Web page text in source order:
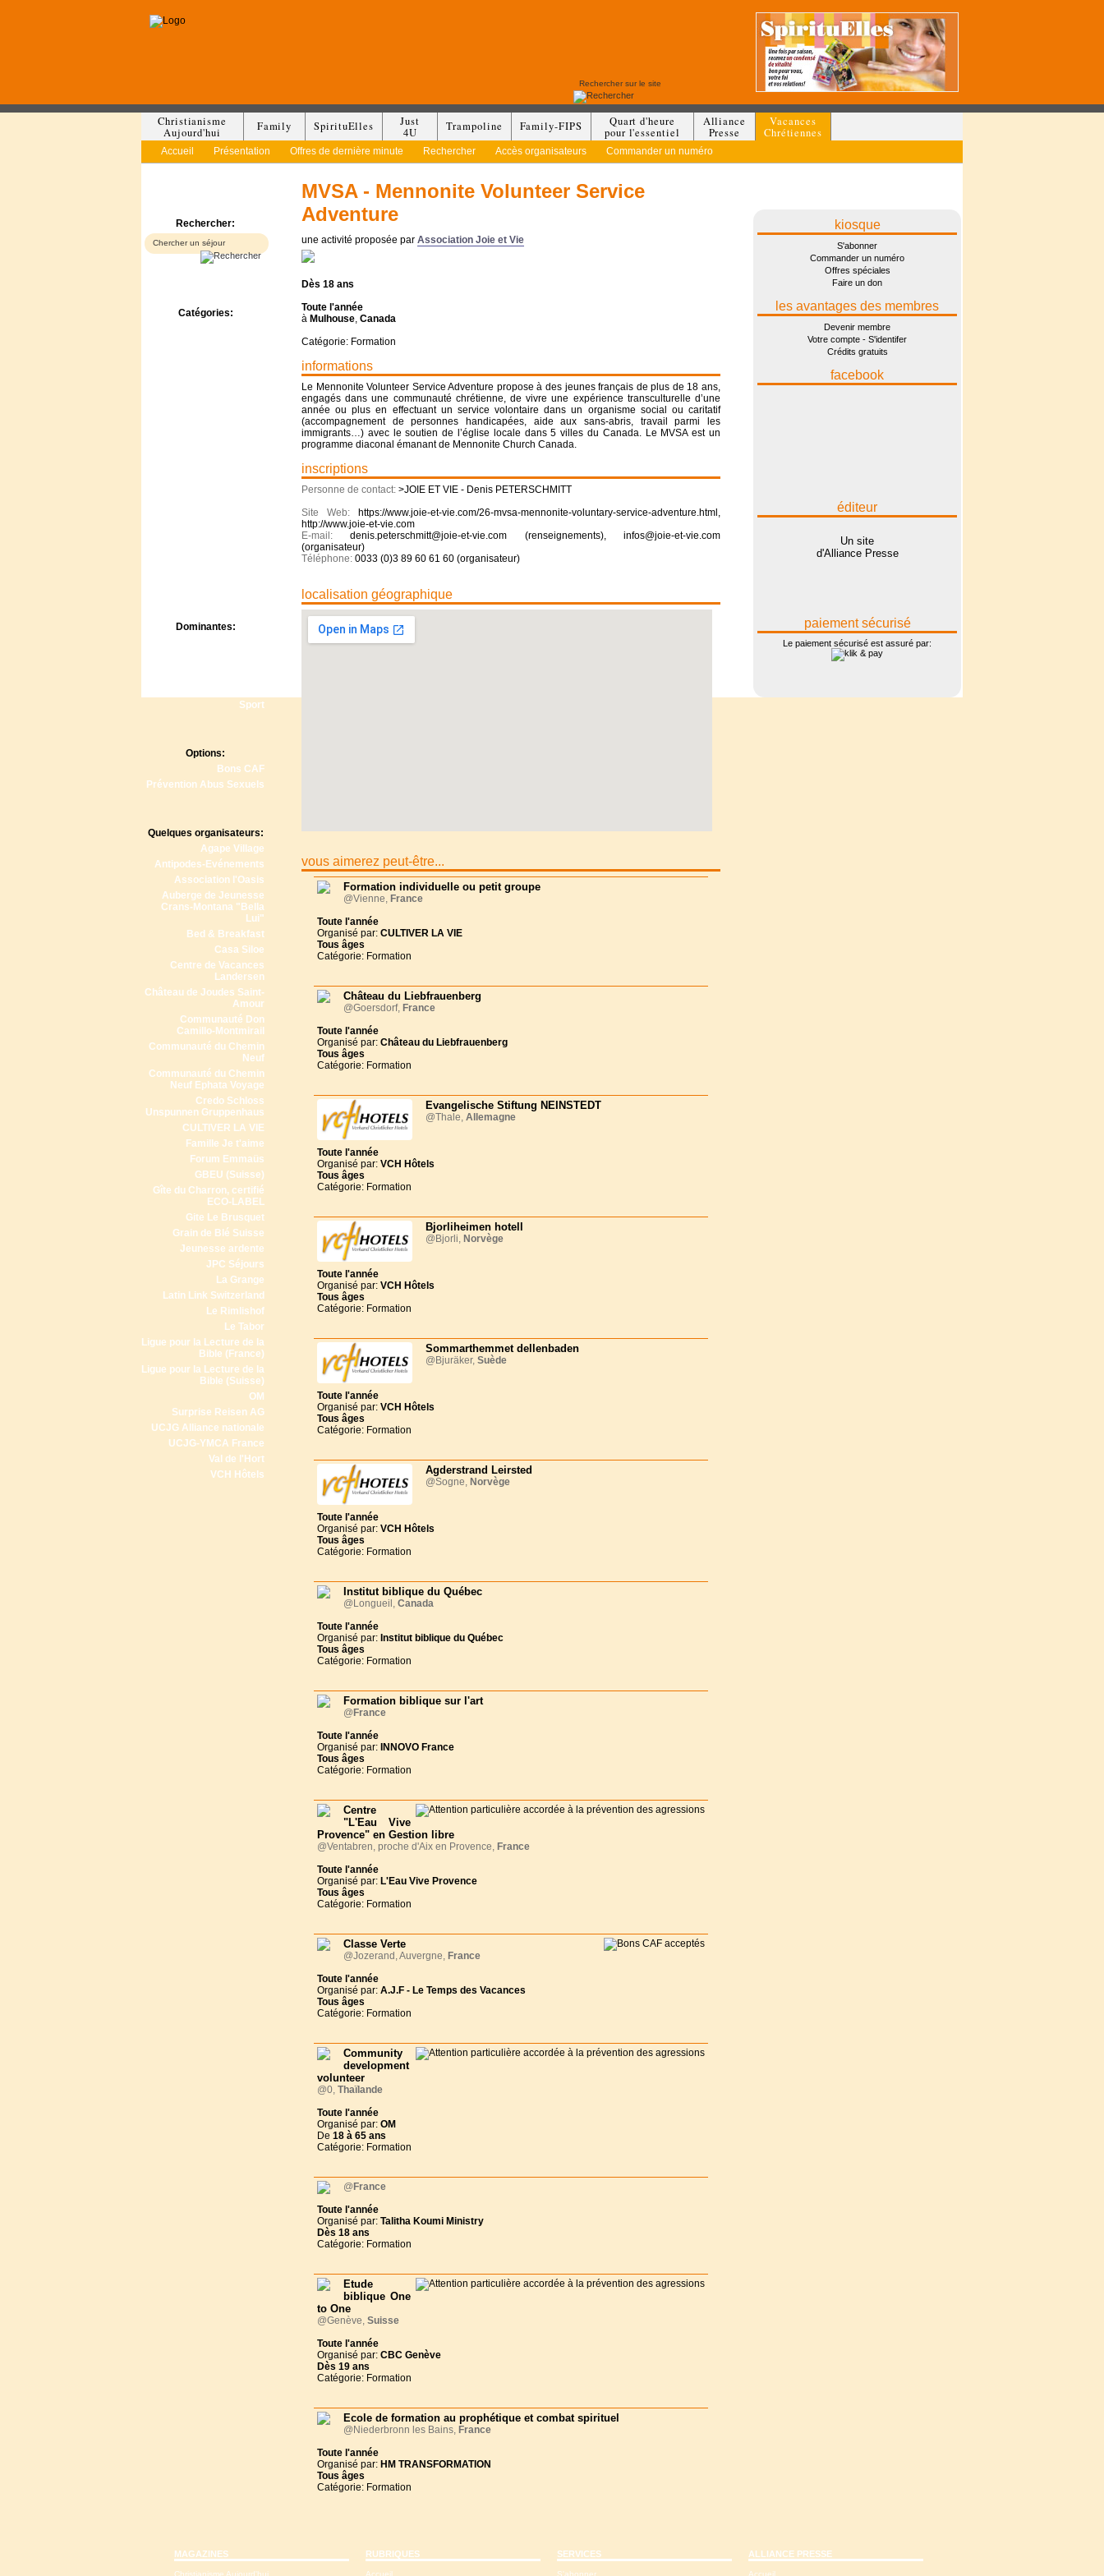
Christianisme
Aujourd'hui
Family SpirituElles
Just
4U
Trampoline Family-FIPS
Quart d'heure
pour l'essentiel
Alliance
Presse
Vacances
Chrétiennes
Accueil Présentation Offres de dernière minute Rechercher Accès organisateurs Commander un numéro
Rechercher:
Catégories:
Dominantes:
Sport
Options:
Bons CAF
Prévention Abus Sexuels
Quelques organisateurs:
Agape Village
Antipodes-Evénements
Association l'Oasis
Auberge de Jeunesse
Crans-Montana "Bella
Lui"
Bed & Breakfast
Casa Siloe
Centre de Vacances
Landersen
Château de Joudes Saint-
Amour
Communauté Don
Camillo-Montmirail
Communauté du Chemin
Neuf
Communauté du Chemin
Neuf Ephata Voyage
Credo Schloss
Unspunnen Gruppenhaus
CULTIVER LA VIE
Famille Je t'aime
Forum Emmaüs
GBEU (Suisse)
Gîte du Charron, certifié
ECO-LABEL
Gite Le Brusquet
Grain de Blé Suisse
Jeunesse ardente
JPC Séjours
La Grange
Latin Link Switzerland
Le Rimlishof
Le Tabor
Ligue pour la Lecture de la
Bible (France)
Ligue pour la Lecture de la
Bible (Suisse)
OM
Surprise Reisen AG
UCJG Alliance nationale
UCJG-YMCA France
Val de l'Hort
VCH Hôtels
MVSA - Mennonite Volunteer Service
Adventure
une activité proposée par Association Joie et Vie
Dès 18 ans
Toute l'année
à Mulhouse, Canada
Catégorie: Formation
informations
Le Mennonite Volunteer Service Adventure propose à des jeunes français de plus de 18 ans,
engagés dans une communauté chrétienne, de vivre une expérience transculturelle d’une
année ou plus en effectuant un service volontaire dans un organisme social ou caritatif
(accompagnement de personnes handicapées, aide aux sans-abris, travail parmi les
immigrants…) avec le soutien de l’église locale dans 5 villes du Canada. Le MVSA est un
programme diaconal émanant de Mennonite Church Canada.
inscriptions
Personne de contact: >JOIE ET VIE - Denis PETERSCHMITT
Site Web: https://www.joie-et-vie.com/26-mvsa-mennonite-voluntary-service-adventure.html ,
http://www.joie-et-vie.com
E-mail:denis.peterschmitt@joie-et-vie.com (renseignements), infos@joie-et-vie.com
(organisateur)
Téléphone: 0033 (0)3 89 60 61 60 (organisateur)
localisation géographique
vous aimerez peut-être...
Formation individuelle ou petit groupe
@Vienne, France
Toute l'année
Organisé par: CULTIVER LA VIE
Tous âges
Catégorie: Formation
Château du Liebfrauenberg
@Goersdorf, France
Toute l'année
Organisé par: Château du Liebfrauenberg
Tous âges
Catégorie: Formation
Evangelische Stiftung NEINSTEDT
@Thale,Allemagne
Toute l'année
Organisé par: VCH Hôtels
Tous âges
Catégorie: Formation
Bjorliheimen hotell
@Bjorli, Norvège
Toute l'année
Organisé par: VCH Hôtels
Tous âges
Catégorie: Formation
Sommarthemmet dellenbaden
@Bjuräker,Suède
Toute l'année
Organisé par: VCH Hôtels
Tous âges
Catégorie: Formation
Agderstrand Leirsted
@Sogne, Norvège
Toute l'année
Organisé par: VCH Hôtels
Tous âges
Catégorie: Formation
Institut biblique du Québec
@Longueil, Canada
Toute l'année
Organisé par: Institut biblique du Québec
Tous âges
Catégorie: Formation
Formation biblique sur l'art
@ France
Toute l'année
Organisé par: INNOVO France
Tous âges
Catégorie: Formation
Centre
"L'Eau Vive
Provence" en Gestion libre
@Ventabren, proche d'Aix en Provence, France
Toute l'année
Organisé par: L'Eau Vive Provence
Tous âges
Catégorie: Formation
Classe Verte
@Jozerand, Auvergne, France
Toute l'année
Organisé par: A.J.F - Le Temps des Vacances
Tous âges
Catégorie: Formation
Community
development
volunteer
@0, Thaïlande
Toute l'année
Organisé par: OM
De 18 à 65 ans
Catégorie: Formation
@ France
Toute l'année
Organisé par: Talitha Koumi Ministry
Dès 18 ans
Catégorie: Formation
Etude
biblique One
to One
@Genève, Suisse
Toute l'année
Organisé par: CBC Genève
Dès 19 ans
Catégorie: Formation
Ecole de formation au prophétique et combat spirituel
@Niederbronn les Bains, France
Toute l'année
Organisé par: HM TRANSFORMATION
Tous âges
Catégorie: Formation
kiosque
S'abonner
Commander un numéro
Offres spéciales
Faire un don
les avantages des membres
Devenir membre
Votre compte - S'identifer
Crédits gratuits
facebook
éditeur
Un site
d'Alliance Presse
paiement sécurisé
Le paiement sécurisé est assuré par:
MAGAZINES
Christianisme Aujourd'hui
RUBRIQUES
Accueil
SERVICES
S'abonner
ALLIANCE PRESSE
Accueil